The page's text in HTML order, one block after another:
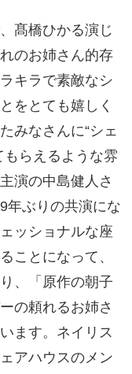
髙橋ひかる演じ
のお姉さん的存
キラで素敵なシ
をとても嬉しく
みなさんに“シェ
もらえるような雰
演の中島健人さ
年ぶりの共演にな
ッショナルな座
ことになって、
、「原作の朝子
の頼れるお姉さ
ます。ネイリス
アハウスのメン